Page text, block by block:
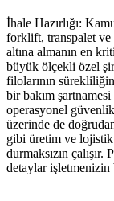
İhale Hazırlığı:
forklift, transpalet ve
altına almanın en
büyük ölçekli özel
filolarının
bir bakım
operasyonel
üzerinde de
gibi üretim ve
durmaksızın
detaylar